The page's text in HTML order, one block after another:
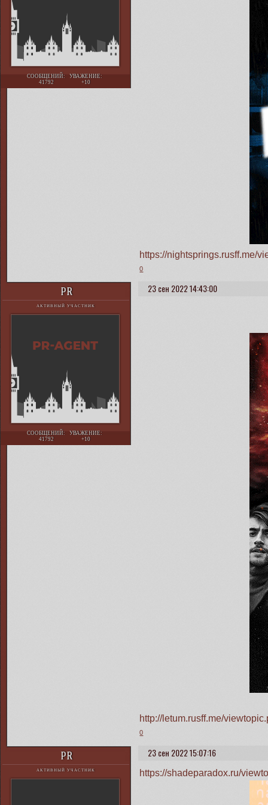
СООБЩЕНИЙ:
41792
УВАЖЕНИЕ:
+10
https://nightsprings.rusff.me/
0
23 сен 2022 14:43:00
PR
АКТИВНЫЙ УЧАСТНИК
СООБЩЕНИЙ:
41792
УВАЖЕНИЕ:
+10
http://letum.rusff.me/
0
23 сен 2022 15:07:16
PR
АКТИВНЫЙ УЧАСТНИК https://shadeparadox.ru/